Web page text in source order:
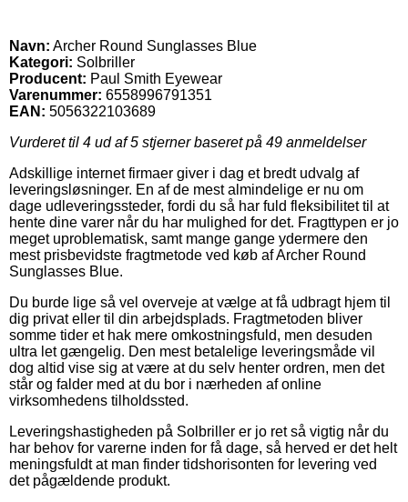
Navn: Archer Round Sunglasses Blue
Kategori: Solbriller
Producent: Paul Smith Eyewear
Varenummer: 6558996791351
EAN: 5056322103689
Vurderet til 4 ud af 5 stjerner baseret på 49 anmeldelser
Adskillige internet firmaer giver i dag et bredt udvalg af
leveringsløsninger. En af de mest almindelige er nu om
dage udleveringssteder, fordi du så har fuld fleksibilitet til at
hente dine varer når du har mulighed for det. Fragttypen er jo
meget uproblematisk, samt mange gange ydermere den
mest prisbevidste fragtmetode ved køb af Archer Round
Sunglasses Blue.
Du burde lige så vel overveje at vælge at få udbragt hjem til
dig privat eller til din arbejdsplads. Fragtmetoden bliver
somme tider et hak mere omkostningsfuld, men desuden
ultra let gængelig. Den mest betalelige leveringsmåde vil
dog altid vise sig at være at du selv henter ordren, men det
står og falder med at du bor i nærheden af online
virksomhedens tilholdssted.
Leveringshastigheden på Solbriller er jo ret så vigtig når du
har behov for varerne inden for få dage, så herved er det helt
meningsfuldt at man finder tidshorisonten for levering ved
det pågældende produkt.